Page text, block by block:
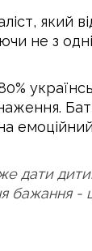
який
не з
дати
бажання -